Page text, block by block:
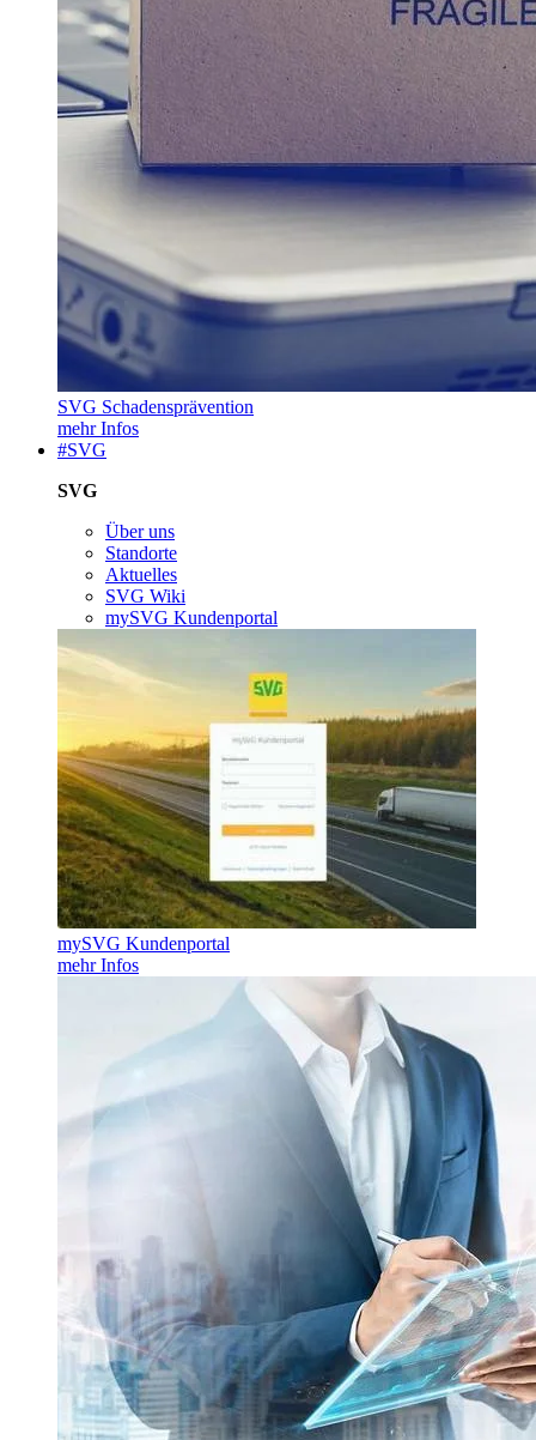
SVG Schadensprävention
mehr Infos
#SVG
SVG
Über uns
Standorte
Aktuelles
SVG Wiki
mySVG Kundenportal
mySVG Kundenportal
mehr Infos